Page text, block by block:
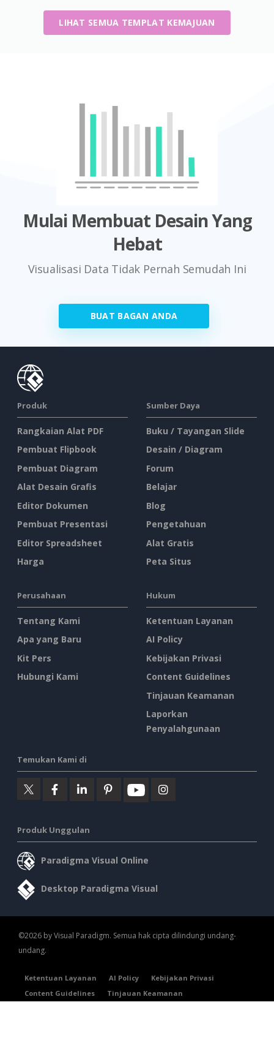
LIHAT SEMUA TEMPLAT KEMAJUAN
Mulai Membuat Desain Yang
Hebat
Visualisasi Data Tidak Pernah Semudah Ini
BUAT BAGAN ANDA
Produk
Rangkaian Alat PDF
Pembuat Flipbook
Pembuat Diagram
Alat Desain Grafis
Editor Dokumen
Pembuat Presentasi
Editor Spreadsheet
Harga
Sumber Daya
Buku / Tayangan Slide
Desain / Diagram
Forum
Belajar
Blog
Pengetahuan
Alat Gratis
Peta Situs
Perusahaan
Tentang Kami
Apa yang Baru
Kit Pers
Hubungi Kami
Hukum
Ketentuan Layanan
AI Policy
Kebijakan Privasi
Content Guidelines
Tinjauan Keamanan
Laporkan
Penyalahgunaan
Temukan Kami di
Produk Unggulan
Paradigma Visual Online
Desktop Paradigma Visual
©2026 by Visual Paradigm. Semua hak cipta dilindungi undang-
undang.
Ketentuan Layanan AI Policy
Kebijakan Privasi
Content Guidelines
Tinjauan Keamanan